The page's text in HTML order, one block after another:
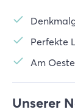
Perfekte
Am
Unserer